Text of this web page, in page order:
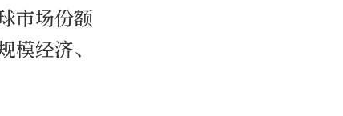
市场份额
模经济、